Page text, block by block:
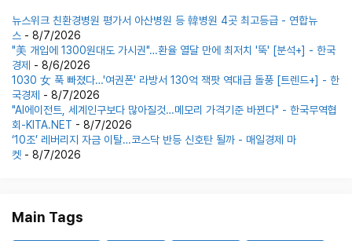
뉴스위크 친환경병원 평가서 아산병원 등 韓병원 4곳 최고등급 - 연합뉴
스 - 8/7/2026
"美 개입에 1300원대도 가시권"…환율 열달 만에 최저치 '뚝' [분석+] - 한국
경제 - 8/6/2026
1030 女 푹 빠졌다…'여권폰' 라방서 130억 잭팟 역대급 돌풍 [트렌드+] - 한
국경제 - 8/7/2026
"AI에이전트, 세계인구보다 많아질것…메모리 가격기준 바뀐다" - 한국무역협
회-KITA.NET - 8/7/2026
‘10조’ 레버리지 자금 이탈…코스닥 반등 신호탄 될까 - 매일경제 마
켓 - 8/7/2026
Main Tags